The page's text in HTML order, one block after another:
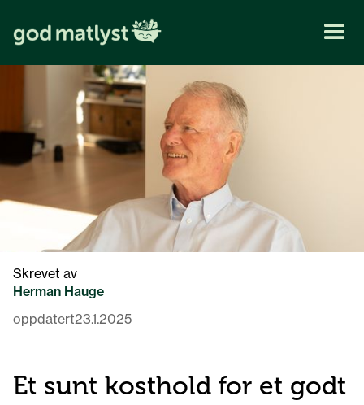
Et sunt kosthold for et godt
Skrevet av
Herman Hauge
oppdatert23.1.2025